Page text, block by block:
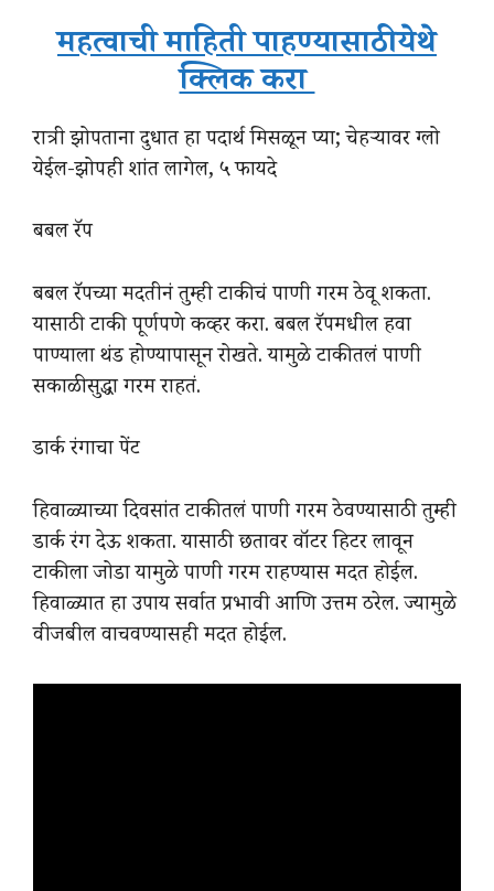
महत्वाची माहिती पाहण्यासाठी येथे
क्लिक करा
रात्री झोपताना दुधात हा पदार्थ मिसळून प्या; चेहऱ्यावर ग्लो
येईल-झोपही शांत लागेल, ५ फायदे
बबल रॅप
बबल रॅपच्या मदतीनं तुम्ही टाकीचं पाणी गरम ठेवू शकता.
यासाठी टाकी पूर्णपणे कव्हर करा. बबल रॅपमधील हवा
पाण्याला थंड होण्यापासून रोखते. यामुळे टाकीतलं पाणी
सकाळीसुद्धा गरम राहतं.
डार्क रंगाचा पेंट
हिवाळ्याच्या दिवसांत टाकीतलं पाणी गरम ठेवण्यासाठी तुम्ही
डार्क रंग देऊ शकता. यासाठी छतावर वॉटर हिटर लावून
टाकीला जोडा यामुळे पाणी गरम राहण्यास मदत होईल.
हिवाळ्यात हा उपाय सर्वात प्रभावी आणि उत्तम ठरेल. ज्यामुळे
वीजबील वाचवण्यासही मदत होईल.